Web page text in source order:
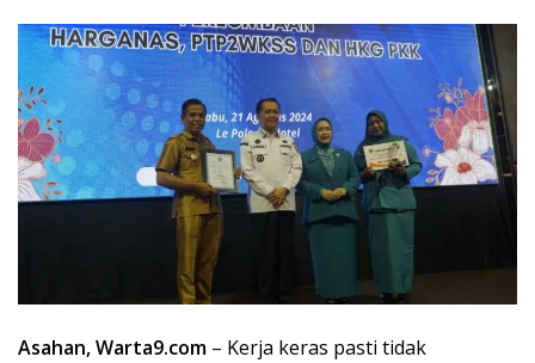
Asahan, Warta9.com – Kerja keras pasti tidak